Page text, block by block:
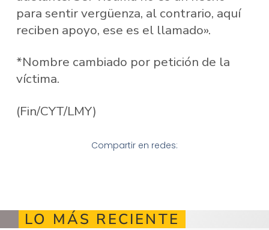
para sentir vergüenza, al contrario, aquí
reciben apoyo, ese es el llamado».
*Nombre cambiado por petición de la
víctima.
(Fin/CYT/LMY)
Compartir en redes:
LO MÁS RECIENTE